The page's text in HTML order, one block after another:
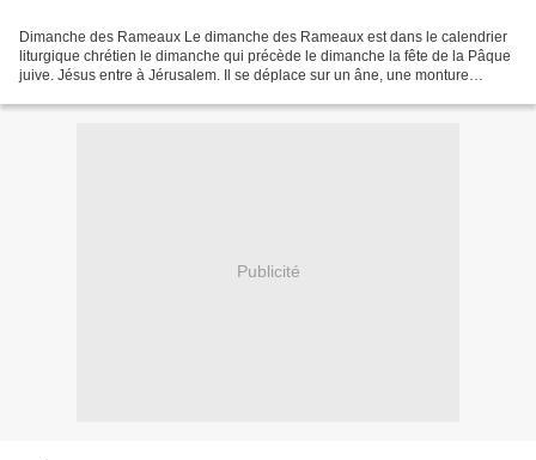
Dimanche des Rameaux Le dimanche des Rameaux est dans le calendrier
liturgique chrétien le dimanche qui précède le dimanche la fête de la Pâque
juive. Jésus entre à Jérusalem. Il se déplace sur un âne, une monture
Publicité